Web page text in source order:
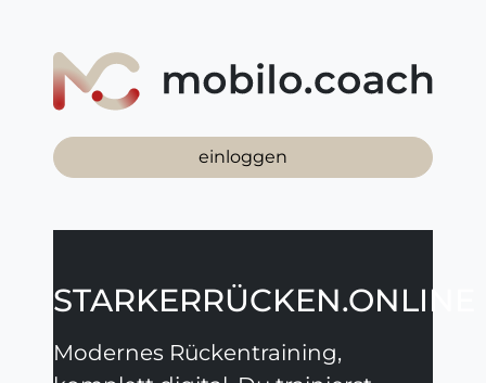
einloggen
STARKERRÜCKEN.ONLINE
Modernes Rückentraining,